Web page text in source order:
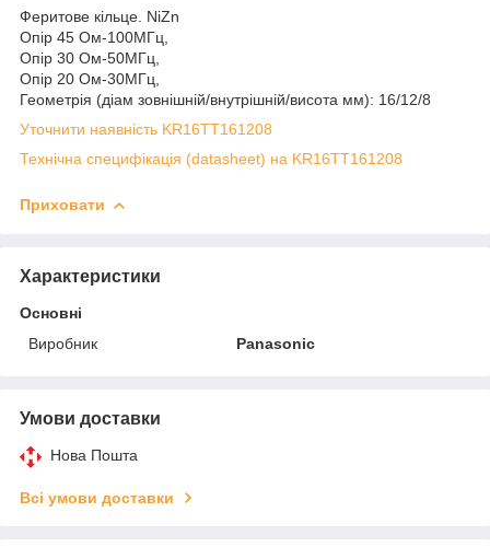
Феритове кільце. NiZn
Опір 45 Ом-100МГц,
Опір 30 Ом-50МГц,
Опір 20 Ом-30МГц,
Геометрія (діам зовнішній/внутрішній/висота мм): 16/12/8
Уточнити наявність KR16TT161208
Технічна специфікація (datasheet) на KR16TT161208
Приховати
Характеристики
Основні
Виробник
Panasonic
Умови доставки
Нова Пошта
Всі умови доставки